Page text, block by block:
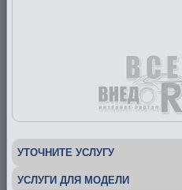
УТОЧНИТЕ УСЛУГУ
УСЛУГИ ДЛЯ МОДЕЛИ